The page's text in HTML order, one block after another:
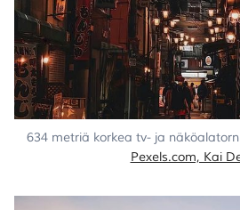
634 metriä korkea tv- ja
Pexels.com, Kai